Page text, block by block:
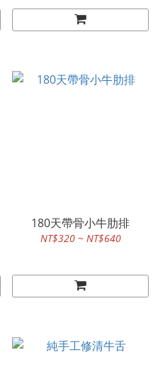
180天帶骨小牛肋排
NT$320 ~ NT$640